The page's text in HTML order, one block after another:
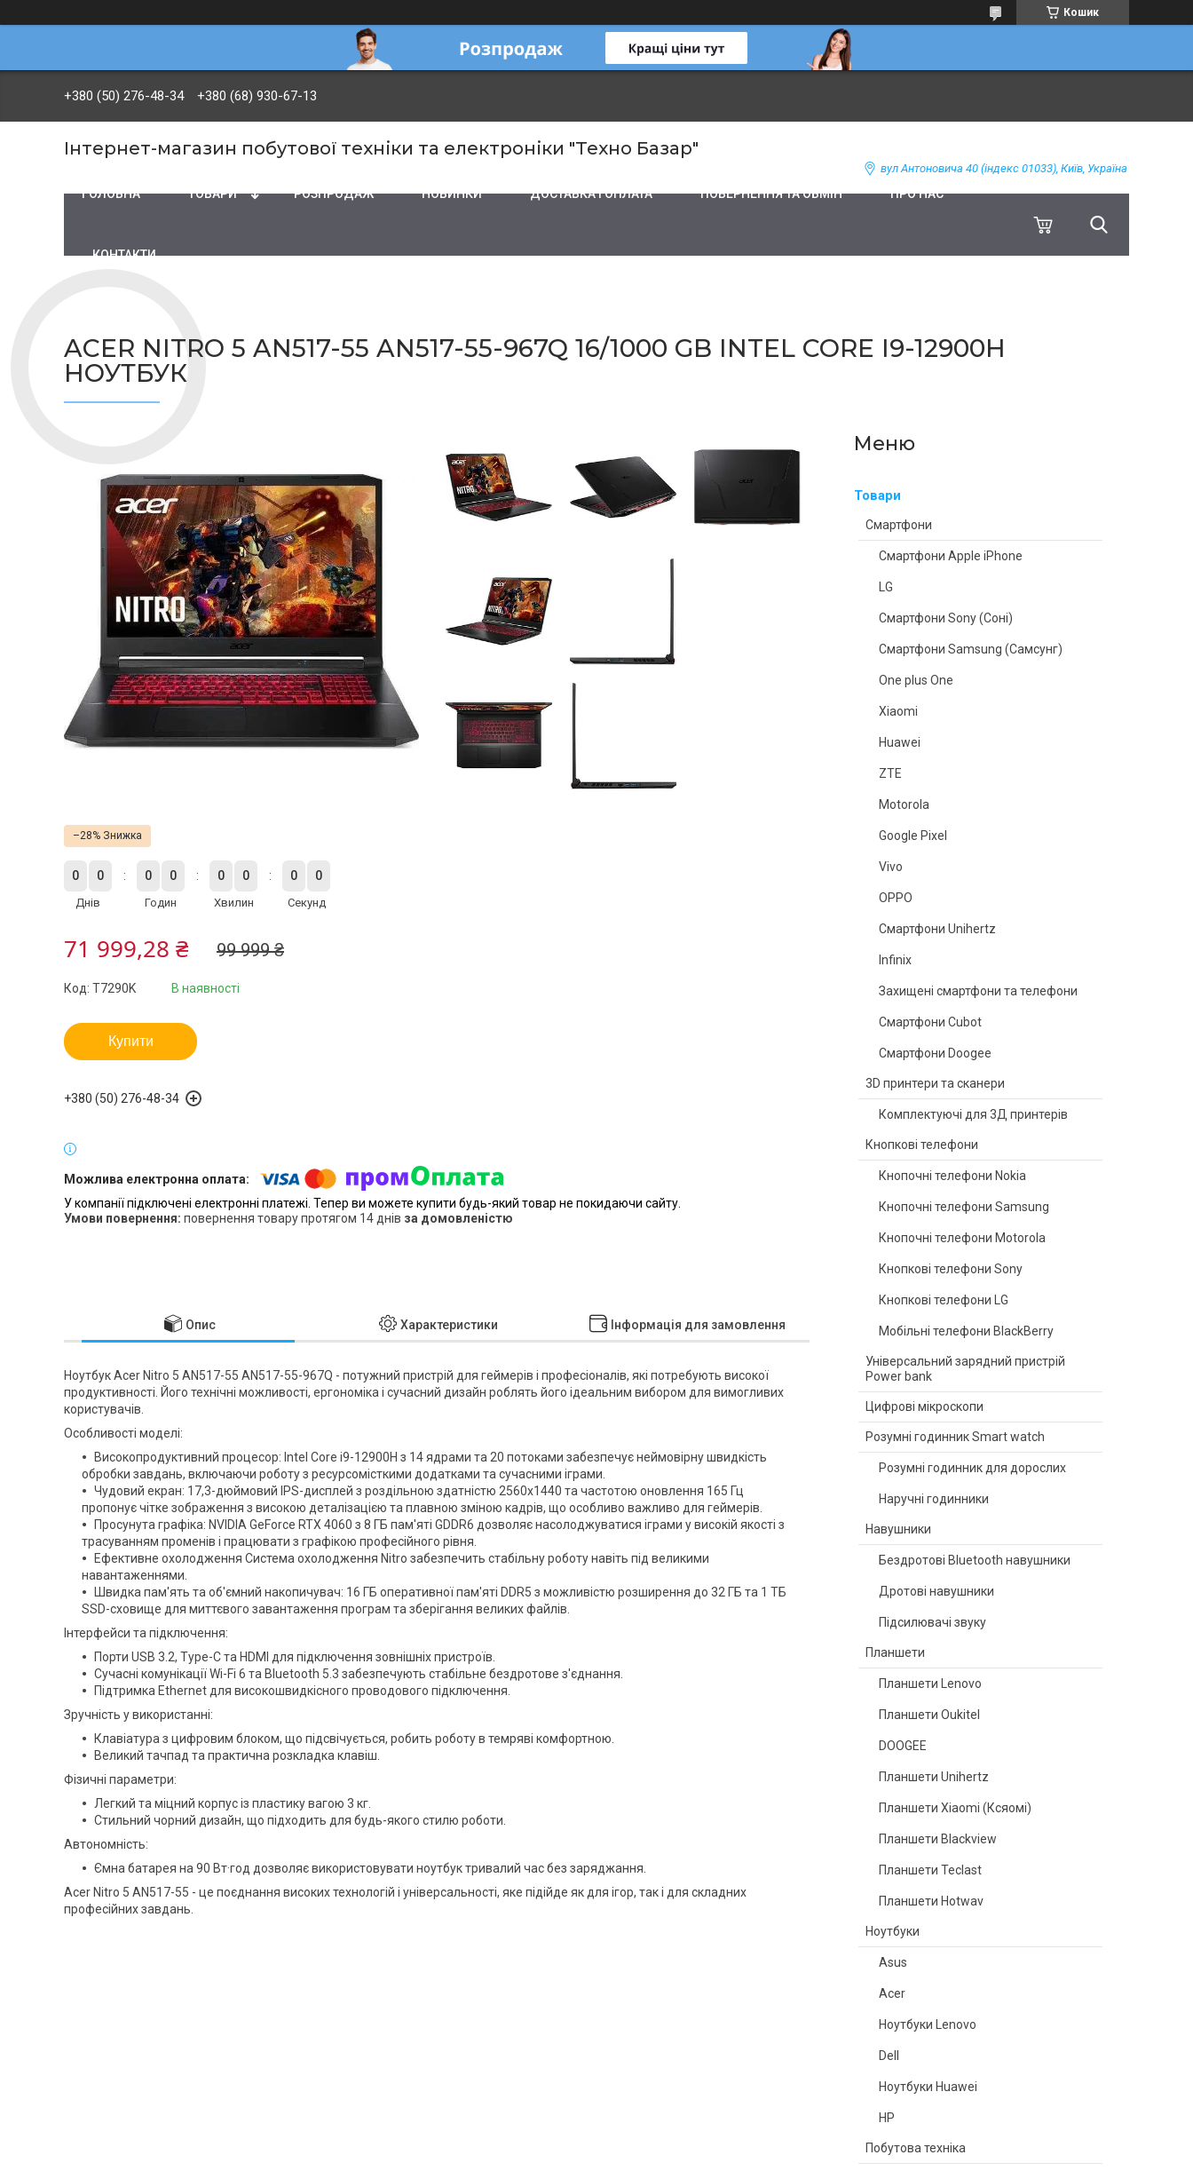
Кошик
+380 (50) 276-48-34 +380 (68) 930-67-13
Інтернет-магазин побутової техніки та електроніки "Техно Базар"
вул Антоновича 40 (індекс 01033), Київ, Україна
ГОЛОВНА ТОВАРИ PОЗПРОДАЖ НОВИНКИ ДОСТАВКА І ОПЛАТА ПОВЕРНЕННЯ ТА ОБМІН ПРО НАС
КОНТАКТИ
ACER NITRO 5 AN517-55 AN517-55-967Q 16/1000 GB INTEL CORE I9-12900H
НОУТБУК
Товари
Смартфони
Смартфони Apple iPhone
LG
Смартфони Sony (Соні)
Смартфони Samsung (Самсунг)
One plus One
Xiaomi
Huawei
ZTE
Motorola
Google Pixel
Vivo
OPPO
Смартфони Unihertz
Infinix
Захищені смартфони та телефони
Смартфони Cubot
Смартфони Doogee
3D принтери та сканери
Комплектуючі для 3Д принтерів
Кнопкові телефони
Кнопочні телефони Nokia
Кнопочні телефони Samsung
Кнопочні телефони Motorola
Кнопкові телефони Sony
Кнопкові телефони LG
Мобільні телефони BlackBerry
Універсальний зарядний пристрій
Power bank
Цифрові мікроскопи
Розумні годинник Smart watch
Розумні годинник для дорослих
Наручні годинники
Навушники
Бездротові Bluetooth навушники
Дротові навушники
Підсилювачі звуку
Планшети
Планшети Lenovo
Планшети Oukitel
DOOGEE
Планшети Unihertz
Планшети Xiaomi (Ксяомі)
Планшети Blackview
Планшети Teclast
Планшети Hotwav
Ноутбуки
Asus
Acer
Ноутбуки Lenovo
Dell
Ноутбуки Huawei
HP
Побутова техніка
–28%
0 0
Днів
0 0
Годин
0 0
Хвилин
0 0
Секунд
99 999 ₴
71 999,28 ₴
В наявності
Код: T7290K
Купити
+380 (50) 276-48-34
У компанії підключені електронні платежі. Тепер ви можете купити будь-який товар не покидаючи сайту.
повернення товару протягом 14 днів за домовленістю
Опис Характеристики Інформація для замовлення
Ноутбук Acer Nitro 5 AN517-55 AN517-55-967Q - потужний пристрій для геймерів і професіоналів, які потребують високої
продуктивності. Його технічні можливості, ергономіка і сучасний дизайн роблять його ідеальним вибором для вимогливих
користувачів.
Особливості моделі:
Високопродуктивний процесор: Intel Core i9-12900H з 14 ядрами та 20 потоками забезпечує неймовірну швидкість
обробки завдань, включаючи роботу з ресурсомісткими додатками та сучасними іграми.
Чудовий екран: 17,3-дюймовий IPS-дисплей з роздільною здатністю 2560x1440 та частотою оновлення 165 Гц
пропонує чітке зображення з високою деталізацією та плавною зміною кадрів, що особливо важливо для геймерів.
Просунута графіка: NVIDIA GeForce RTX 4060 з 8 ГБ пам'яті GDDR6 дозволяє насолоджуватися іграми у високій якості з
трасуванням променів і працювати з графікою професійного рівня.
Ефективне охолодження Система охолодження Nitro забезпечить стабільну роботу навіть під великими
навантаженнями.
Швидка пам'ять та об'ємний накопичувач: 16 ГБ оперативної пам'яті DDR5 з можливістю розширення до 32 ГБ та 1 ТБ
SSD-сховище для миттєвого завантаження програм та зберігання великих файлів.
Інтерфейси та підключення:
Порти USB 3.2, Type-C та HDMI для підключення зовнішніх пристроїв.
Сучасні комунікації Wi-Fi 6 та Bluetooth 5.3 забезпечують стабільне бездротове з'єднання.
Підтримка Ethernet для високошвидкісного проводового підключення.
Зручність у використанні:
Клавіатура з цифровим блоком, що підсвічується, робить роботу в темряві комфортною.
Великий тачпад та практична розкладка клавіш.
Фізичні параметри:
Легкий та міцний корпус із пластику вагою 3 кг.
Стильний чорний дизайн, що підходить для будь-якого стилю роботи.
Автономність:
Ємна батарея на 90 Вт·год дозволяє використовувати ноутбук тривалий час без заряджання.
Acer Nitro 5 AN517-55 - це поєднання високих технологій і універсальності, яке підійде як для ігор, так і для складних
професійних завдань.